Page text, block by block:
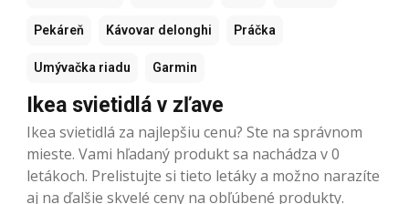
Pekáreň Kávovar delonghi Práčka
Umývačka riadu Garmin
Ikea svietidlá v zľave
Ikea svietidlá za najlepšiu cenu? Ste na správnom
mieste. Vami hľadaný produkt sa nachádza v 0
letákoch. Prelistujte si tieto letáky a možno narazíte
aj na ďalšie skvelé ceny na obľúbené produkty.